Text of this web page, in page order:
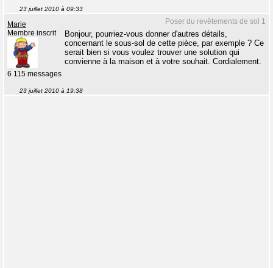
23 juillet 2010 à 09:33
Poser du revêtements de sol 1
Marie
Membre inscrit
6 115 messages
Bonjour, pourriez-vous donner d'autres détails,
concernant le sous-sol de cette pièce, par exemple ? Ce
serait bien si vous voulez trouver une solution qui
convienne à la maison et à votre souhait. Cordialement.
23 juillet 2010 à 19:38